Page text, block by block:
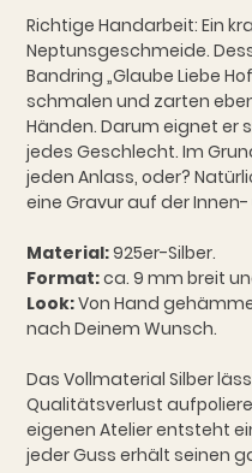
Richtige Handarbeit: Ein
Neptunsgeschmeide.
Bandring „Glaube Liebe
schmalen und zarten
Händen. Darum eignet er
jedes Geschlecht. Im
jeden Anlass, oder?
eine Gravur auf der
Material:925er-Silber.
Format:ca. 9 mm breit
Look:Von Hand
nach Deinem Wunsch.
Das Vollmaterial Silber
Qualitätsverlust
eigenen Atelier entsteht
jeder Guss erhält seinen